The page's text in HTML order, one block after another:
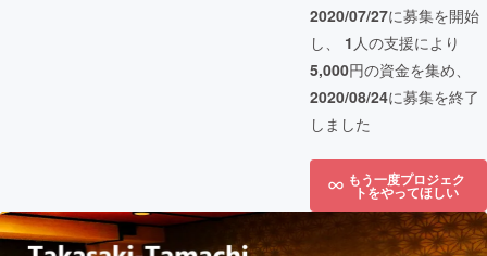
2020/07/27に募集を開始
し、 1 人の支援により
5,000円の資金を集め、
2020/08/24に募集を終了
しました
もう一度プロジェク
トをやってほしい